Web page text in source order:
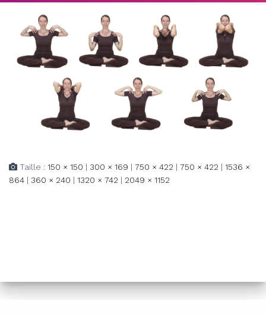
Taille : 150 × 150 | 300 × 169 | 750 × 422 | 750 × 422 | 1536 ×
864 | 360 × 240 | 1320 × 742 | 2049 × 1152